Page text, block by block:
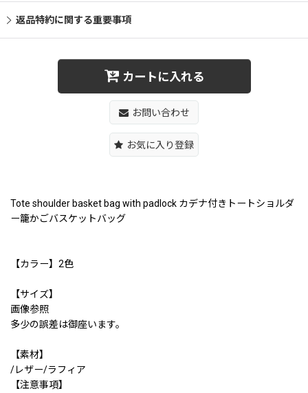
返品特約に関する重要事項
カートに入れる
お問い合わせ
お気に入り登録
Tote shoulder basket bag with padlock カデナ付きトートショルダ
ー籠かごバスケットバッグ
【カラー】2色
【サイズ】
画像参照
多少の誤差は御座います。
【素材】
/レザー/ラフィア
【注意事項】